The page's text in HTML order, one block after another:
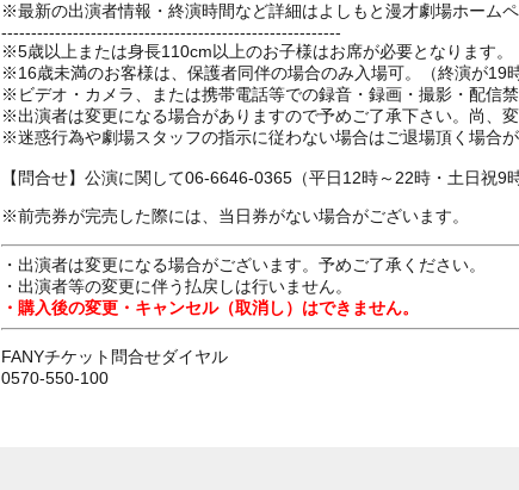
※最新の出演者情報・終演時間など詳細はよしもと漫才劇場ホームペ
---------------------------------------------------------
※5歳以上または身長110cm以上のお子様はお席が必要となります。
※16歳未満のお客様は、保護者同伴の場合のみ入場可。（終演が19
※ビデオ・カメラ、または携帯電話等での録音・録画・撮影・配信禁
※出演者は変更になる場合がありますので予めご了承下さい。尚、
※迷惑行為や劇場スタッフの指示に従わない場合はご退場頂く場合が
【問合せ】公演に関して06-6646-0365（平日12時～22時・土日祝
※前売券が完売した際には、当日券がない場合がございます。
・出演者は変更になる場合がございます。予めご了承ください。
・出演者等の変更に伴う払戻しは行いません。
・購入後の変更・キャンセル（取消し）はできません。
FANYチケット問合せダイヤル
0570-550-100